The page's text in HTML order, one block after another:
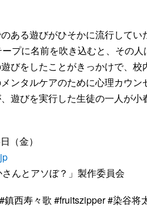
ある遊びがひそかに流行して
プに名前を吹き込むと、その
びをしたことがきっかけで、校
ンタルケアのために心理カウン
遊びを実行した生徒の一人が小
（金）
んとアソぼ？」製作委員会
西寿々歌 #fruitszipper #染谷将